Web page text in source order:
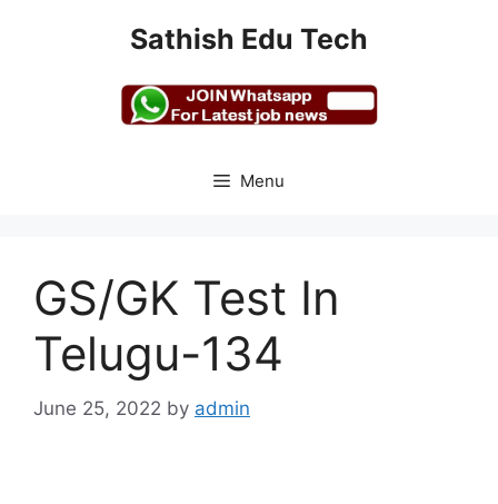
Sathish Edu Tech
Menu
GS/GK Test In
Telugu-134
June 25, 2022 by admin